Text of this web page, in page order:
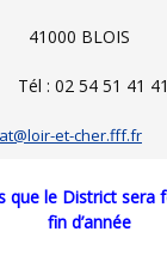
41000 BLOIS
Tél : 02 54 51 41 41
et-cher.fff.fr
fin d’année